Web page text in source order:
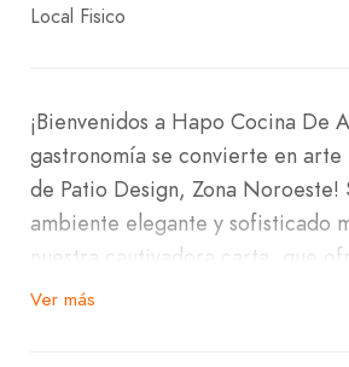
Local Fisico
¡Bienvenidos a Hapo Cocina De
gastronomía se convierte en arte
de Patio Design, Zona Noroeste!
ambiente elegante y sofisticado
nuestra cautivadora carta, que
experiencia culinaria única.
Ver más